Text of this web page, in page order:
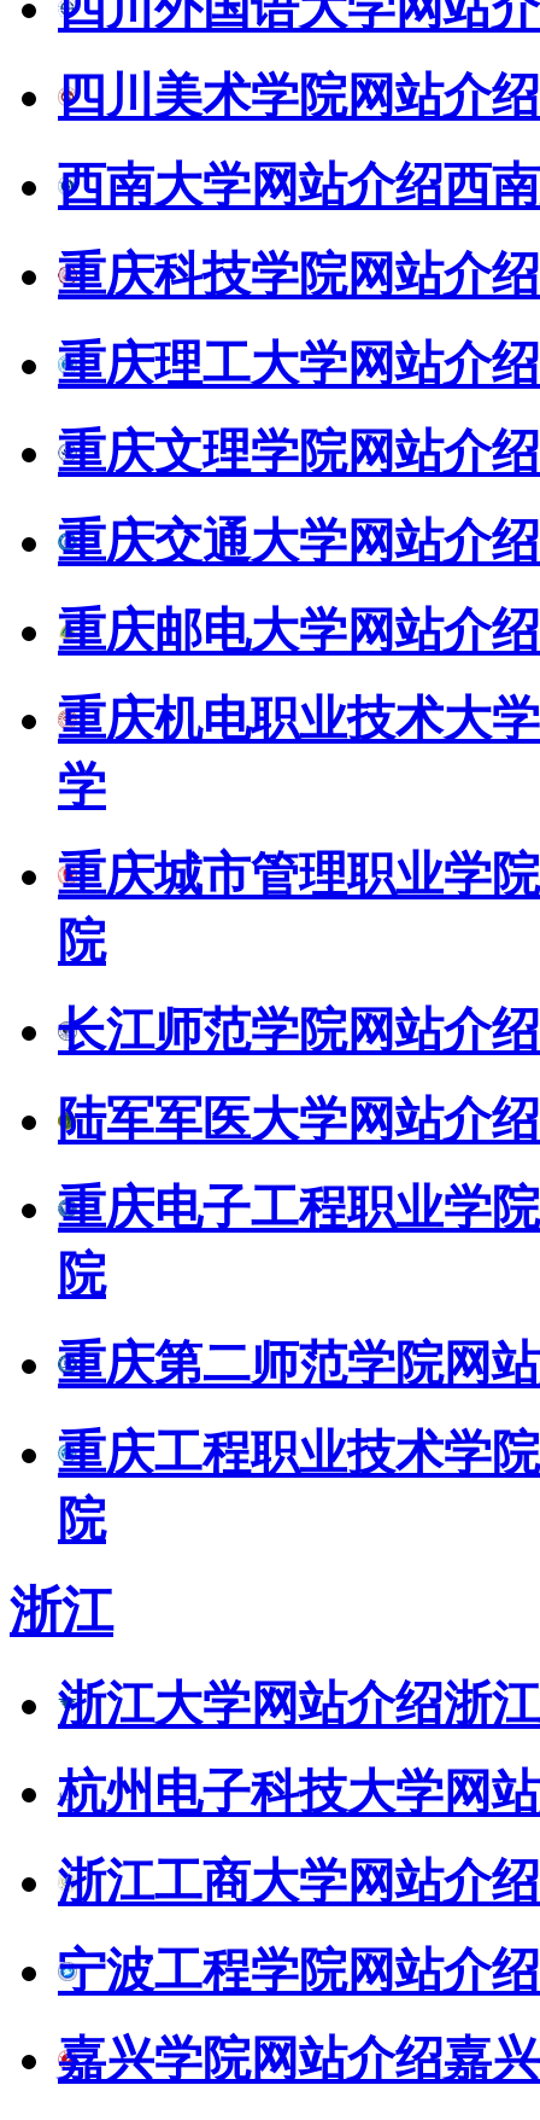
四川美术学院网站介绍
西南大学网站介绍西
重庆科技学院网站介绍
重庆理工大学网站介绍
重庆文理学院网站介绍
重庆交通大学网站介绍
重庆邮电大学网站介绍
重庆机电职业技术大
学
重庆城市管理职业学
院
长江师范学院网站介绍
陆军军医大学网站介绍
重庆电子工程职业学
院
重庆第二师范学院网
重庆工程职业技术学
院
浙江
浙江大学网站介绍浙
杭州电子科技大学网
浙江工商大学网站介绍
宁波工程学院网站介绍
嘉兴学院网站介绍嘉